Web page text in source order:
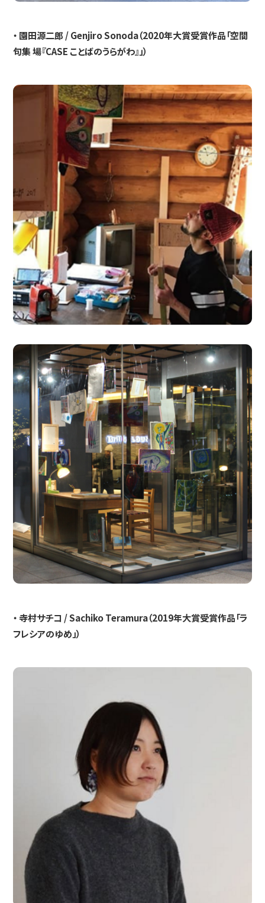
・ 園田源二郎 / Genjiro Sonoda（2020年大賞受賞作品「空間
句集 場『CASE ことばのうらがわ』」）
・ 寺村サチコ / Sachiko Teramura（2019年大賞受賞作品「ラ
フレシアのゆめ」）